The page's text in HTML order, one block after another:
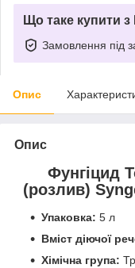
Що таке купити
Замовлення під
Опис
Опис
Фунгіцид
(розлив)
Упаковка: 5 л
Вміст діючої
Хімічна група: